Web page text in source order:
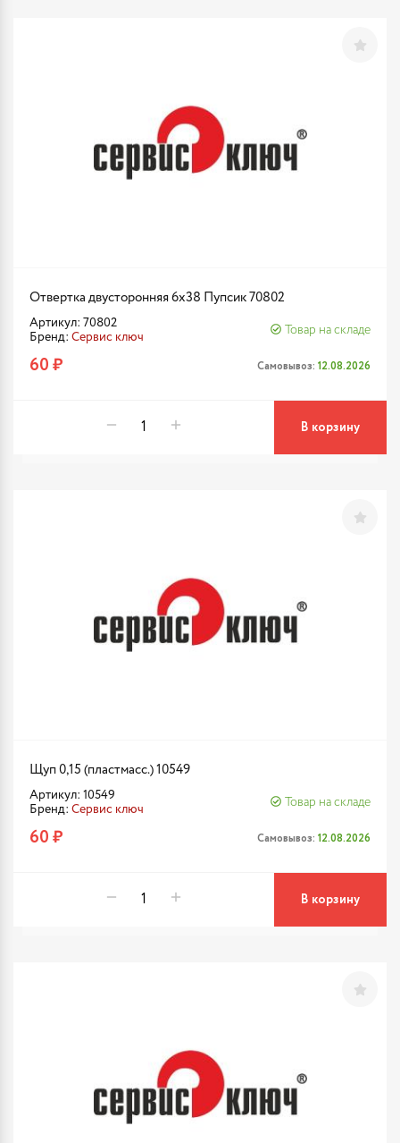
Отвертка двусторонняя 6х38 Пупсик 70802
Артикул: 70802
Бренд: Сервис ключ
Товар на складе
60 ₽ Самовывоз: 12.08.2026
В корзину
Щуп 0,15 (пластмасс.) 10549
Артикул: 10549
Бренд: Сервис ключ
Товар на складе
60 ₽ Самовывоз: 12.08.2026
В корзину